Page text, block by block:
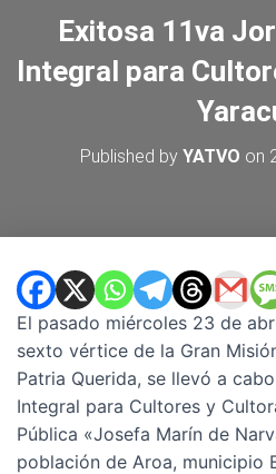
Exitosa 11va
Integral para
Published by YATVO on
El pasado miércoles 23 de
sexto vértice de la Gran
Patria Querida, se llevó a
Integral para Cultores y
Pública «Josefa Marín de
población de Aroa, municipio